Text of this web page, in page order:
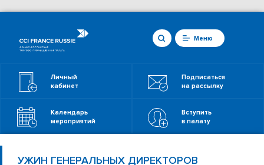
Меню
Личный
кабинет
Подписаться
на рассылку
Календарь
мероприятий
Вступить
в палату
УЖИН ГЕНЕРАЛЬНЫХ ДИРЕКТОРОВ